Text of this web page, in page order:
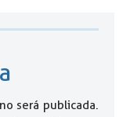
será publicada.